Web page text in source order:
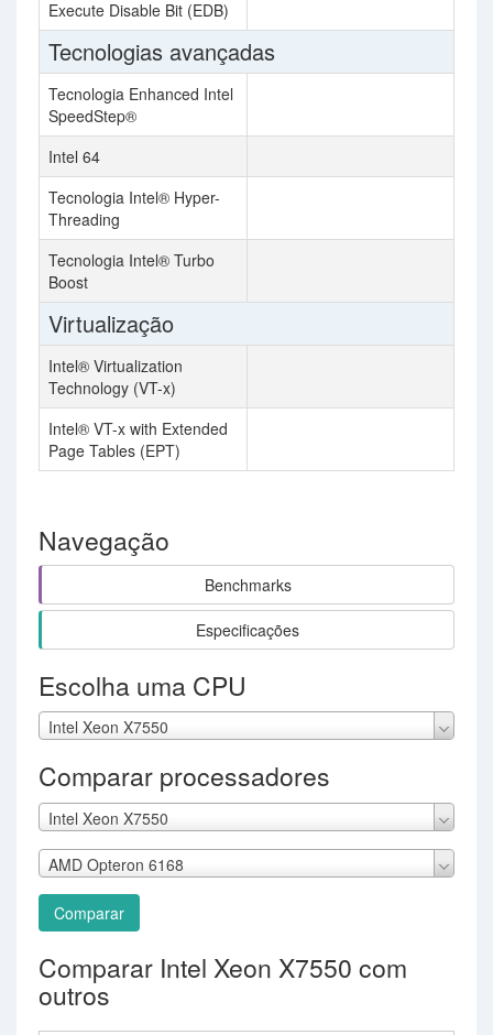
Execute Disable Bit (EDB)
Tecnologias avançadas
Tecnologia Enhanced Intel
SpeedStep®
Intel 64
Tecnologia Intel® Hyper-
Threading
Tecnologia Intel® Turbo
Boost
Virtualização
Intel® Virtualization
Technology (VT-x)
Intel® VT-x with Extended
Page Tables (EPT)
Navegação
Benchmarks
Especificações
Escolha uma CPU
Intel Xeon X7550
Comparar processadores
Intel Xeon X7550
AMD Opteron 6168
Comparar
Comparar Intel Xeon X7550 com
outros